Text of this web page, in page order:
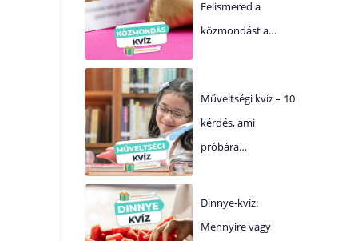
Felismered a
közmondást a…
Műveltségi kvíz – 10
kérdés, ami
próbára…
Dinnye-kvíz:
Mennyire vagy